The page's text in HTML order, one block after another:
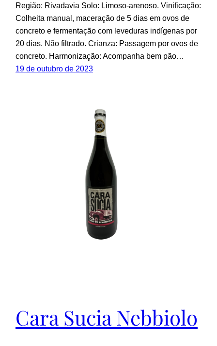
Região: Rivadavia Solo: Limoso-arenoso. Vinificação:
Colheita manual, maceração de 5 dias em ovos de
concreto e fermentação com leveduras indígenas por
20 dias. Não filtrado. Crianza: Passagem por ovos de
concreto. Harmonização: Acompanha bem pão…
19 de outubro de 2023
Cara Sucia Nebbiolo